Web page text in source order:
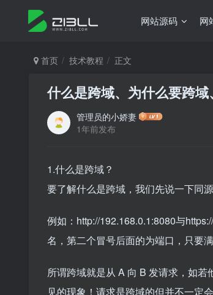
网站源码 网
首页 技术教程 正文
什么是跨域、为什么要跨
管理员的小娇妻
1年前发布
1.什么是跨域？
要了解什么是跨域，我们先说一下同
例如：http://192.168.0.1:8080与
名，第二个冒号后面的为端口，只要
所谓跨域就是从 A 向 B 发请求，如
见的现象！请求是跨域的但并不一定